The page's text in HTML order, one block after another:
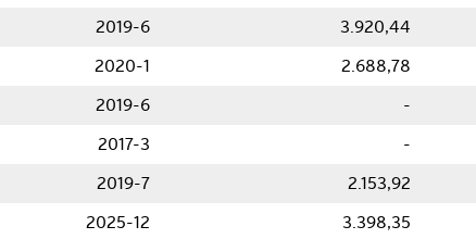
2019-6 3.920,44
2020-1 2.688,78
2019-6 -
2017-3 -
2019-7 2.153,92
2025-12 3.398,35